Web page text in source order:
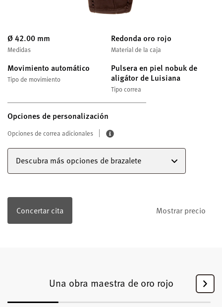
Ø 42.00 mm
Medidas
Redonda oro rojo
Material de la caja
Movimiento automático
Tipo de movimiento
Pulsera en piel nobuk de
aligátor de Luisiana
Tipo correa
Opciones de personalización
Opciones de correa adicionales
Descubra más opciones de brazalete
Concertar cita Mostrar precio
Una obra maestra de oro rojo